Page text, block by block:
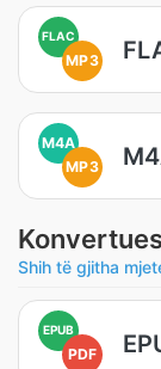
FLAC
MP3
M4A
MP3
Shih të gjitha
EPUB
PDF